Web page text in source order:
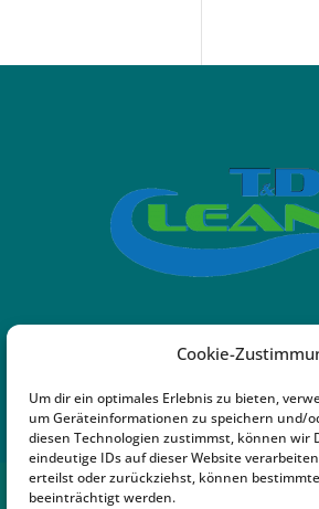
Cookie-
Um dir ein optimales Erlebnis zu bieten,
um Geräteinformationen zu speichern und/
diesen Technologien zustimmst, können wir
eindeutige IDs auf dieser Website
erteilst oder zurückziehst, können
beeinträchtigt werden.